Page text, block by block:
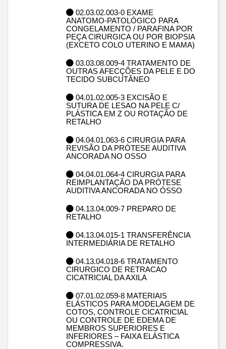
02.03.02.003-0 EXAME
ANATOMO-PATOLÓGICO PARA
CONGELAMENTO / PARAFINA POR
PEÇA CIRURGICA OU POR BIOPSIA
(EXCETO COLO UTERINO E MAMA)
03.03.08.009-4 TRATAMENTO DE
OUTRAS AFECÇÕES DA PELE E DO
TECIDO SUBCUTÂNEO
04.01.02.005-3 EXCISÃO E
SUTURA DE LESAO NA PELE C/
PLÁSTICA EM Z OU ROTAÇÃO DE
RETALHO
04.04.01.063-6 CIRURGIA PARA
REVISÃO DA PRÓTESE AUDITIVA
ANCORADA NO OSSO
04.04.01.064-4 CIRURGIA PARA
REIMPLANTAÇÃO DA PRÓTESE
AUDITIVA ANCORADA NO ÓSSO
04.13.04.009-7 PREPARO DE
RETALHO
04.13.04.015-1 TRANSFERÊNCIA
INTERMEDIÁRIA DE RETALHO
04.13.04.018-6 TRATAMENTO
CIRURGICO DE RETRACAO
CICATRICIAL DA AXILA
07.01.02.059-8 MATERIAIS
ELÁSTICOS PARA MODELAGEM DE
COTOS, CONTROLE CICATRICIAL
OU CONTROLE DE EDEMA DE
MEMBROS SUPERIORES E
INFERIORES – FAIXA ELÁSTICA
COMPRESSIVA.